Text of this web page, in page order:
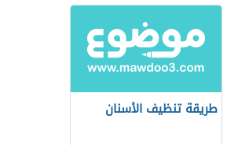
طريقة تنظيف الأسنان